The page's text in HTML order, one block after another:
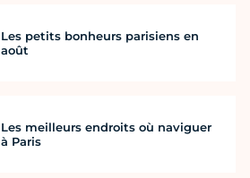
Les petits bonheurs parisiens en
août
Les meilleurs endroits où naviguer
à Paris